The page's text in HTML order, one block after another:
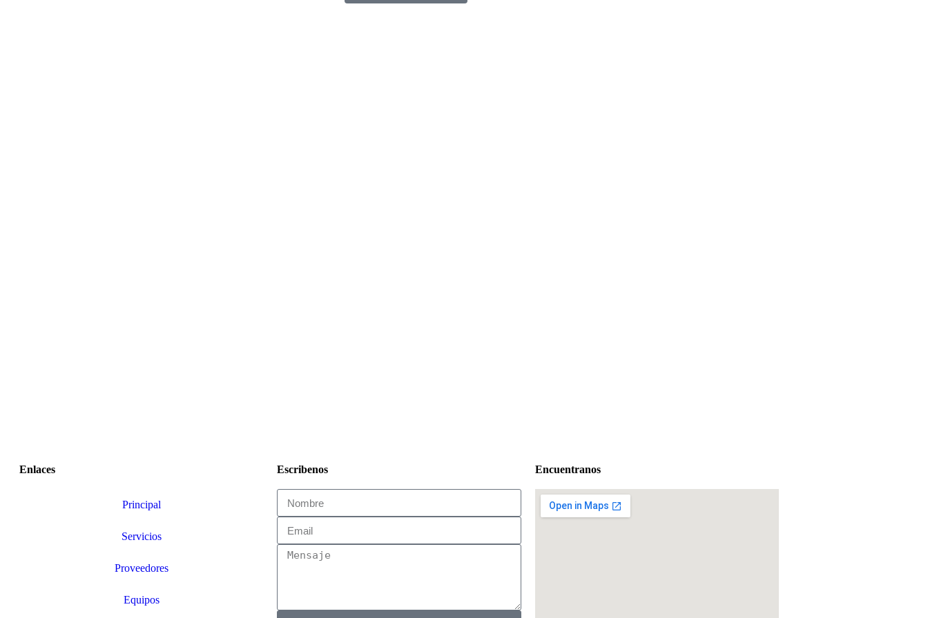
Enlaces
Principal
Servicios
Proveedores
Equipos
Escribenos Encuentranos